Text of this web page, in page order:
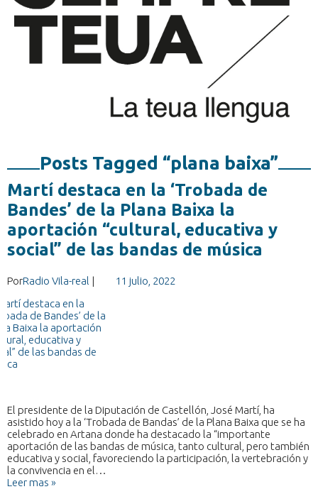
Posts Tagged “plana baixa”
Martí destaca en la ‘Trobada de
Bandes’ de la Plana Baixa la
aportación “cultural, educativa y
social” de las bandas de música
PorRadio Vila-real | 11 julio, 2022
El presidente de la Diputación de Castellón, José Martí, ha
asistido hoy a la ‘Trobada de Bandas’ de la Plana Baixa que se ha
celebrado en Artana donde ha destacado la “importante
aportación de las bandas de música, tanto cultural, pero también
educativa y social, favoreciendo la participación, la vertebración y
la convivencia en el…
Leer mas »